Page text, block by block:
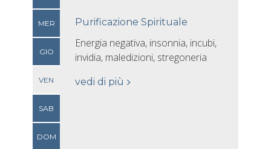
MER
GIO
VEN
SAB
DOM
Purificazione Spirituale
Energia negativa, insonnia, incubi,
invidia, maledizioni, stregoneria
vedi di più